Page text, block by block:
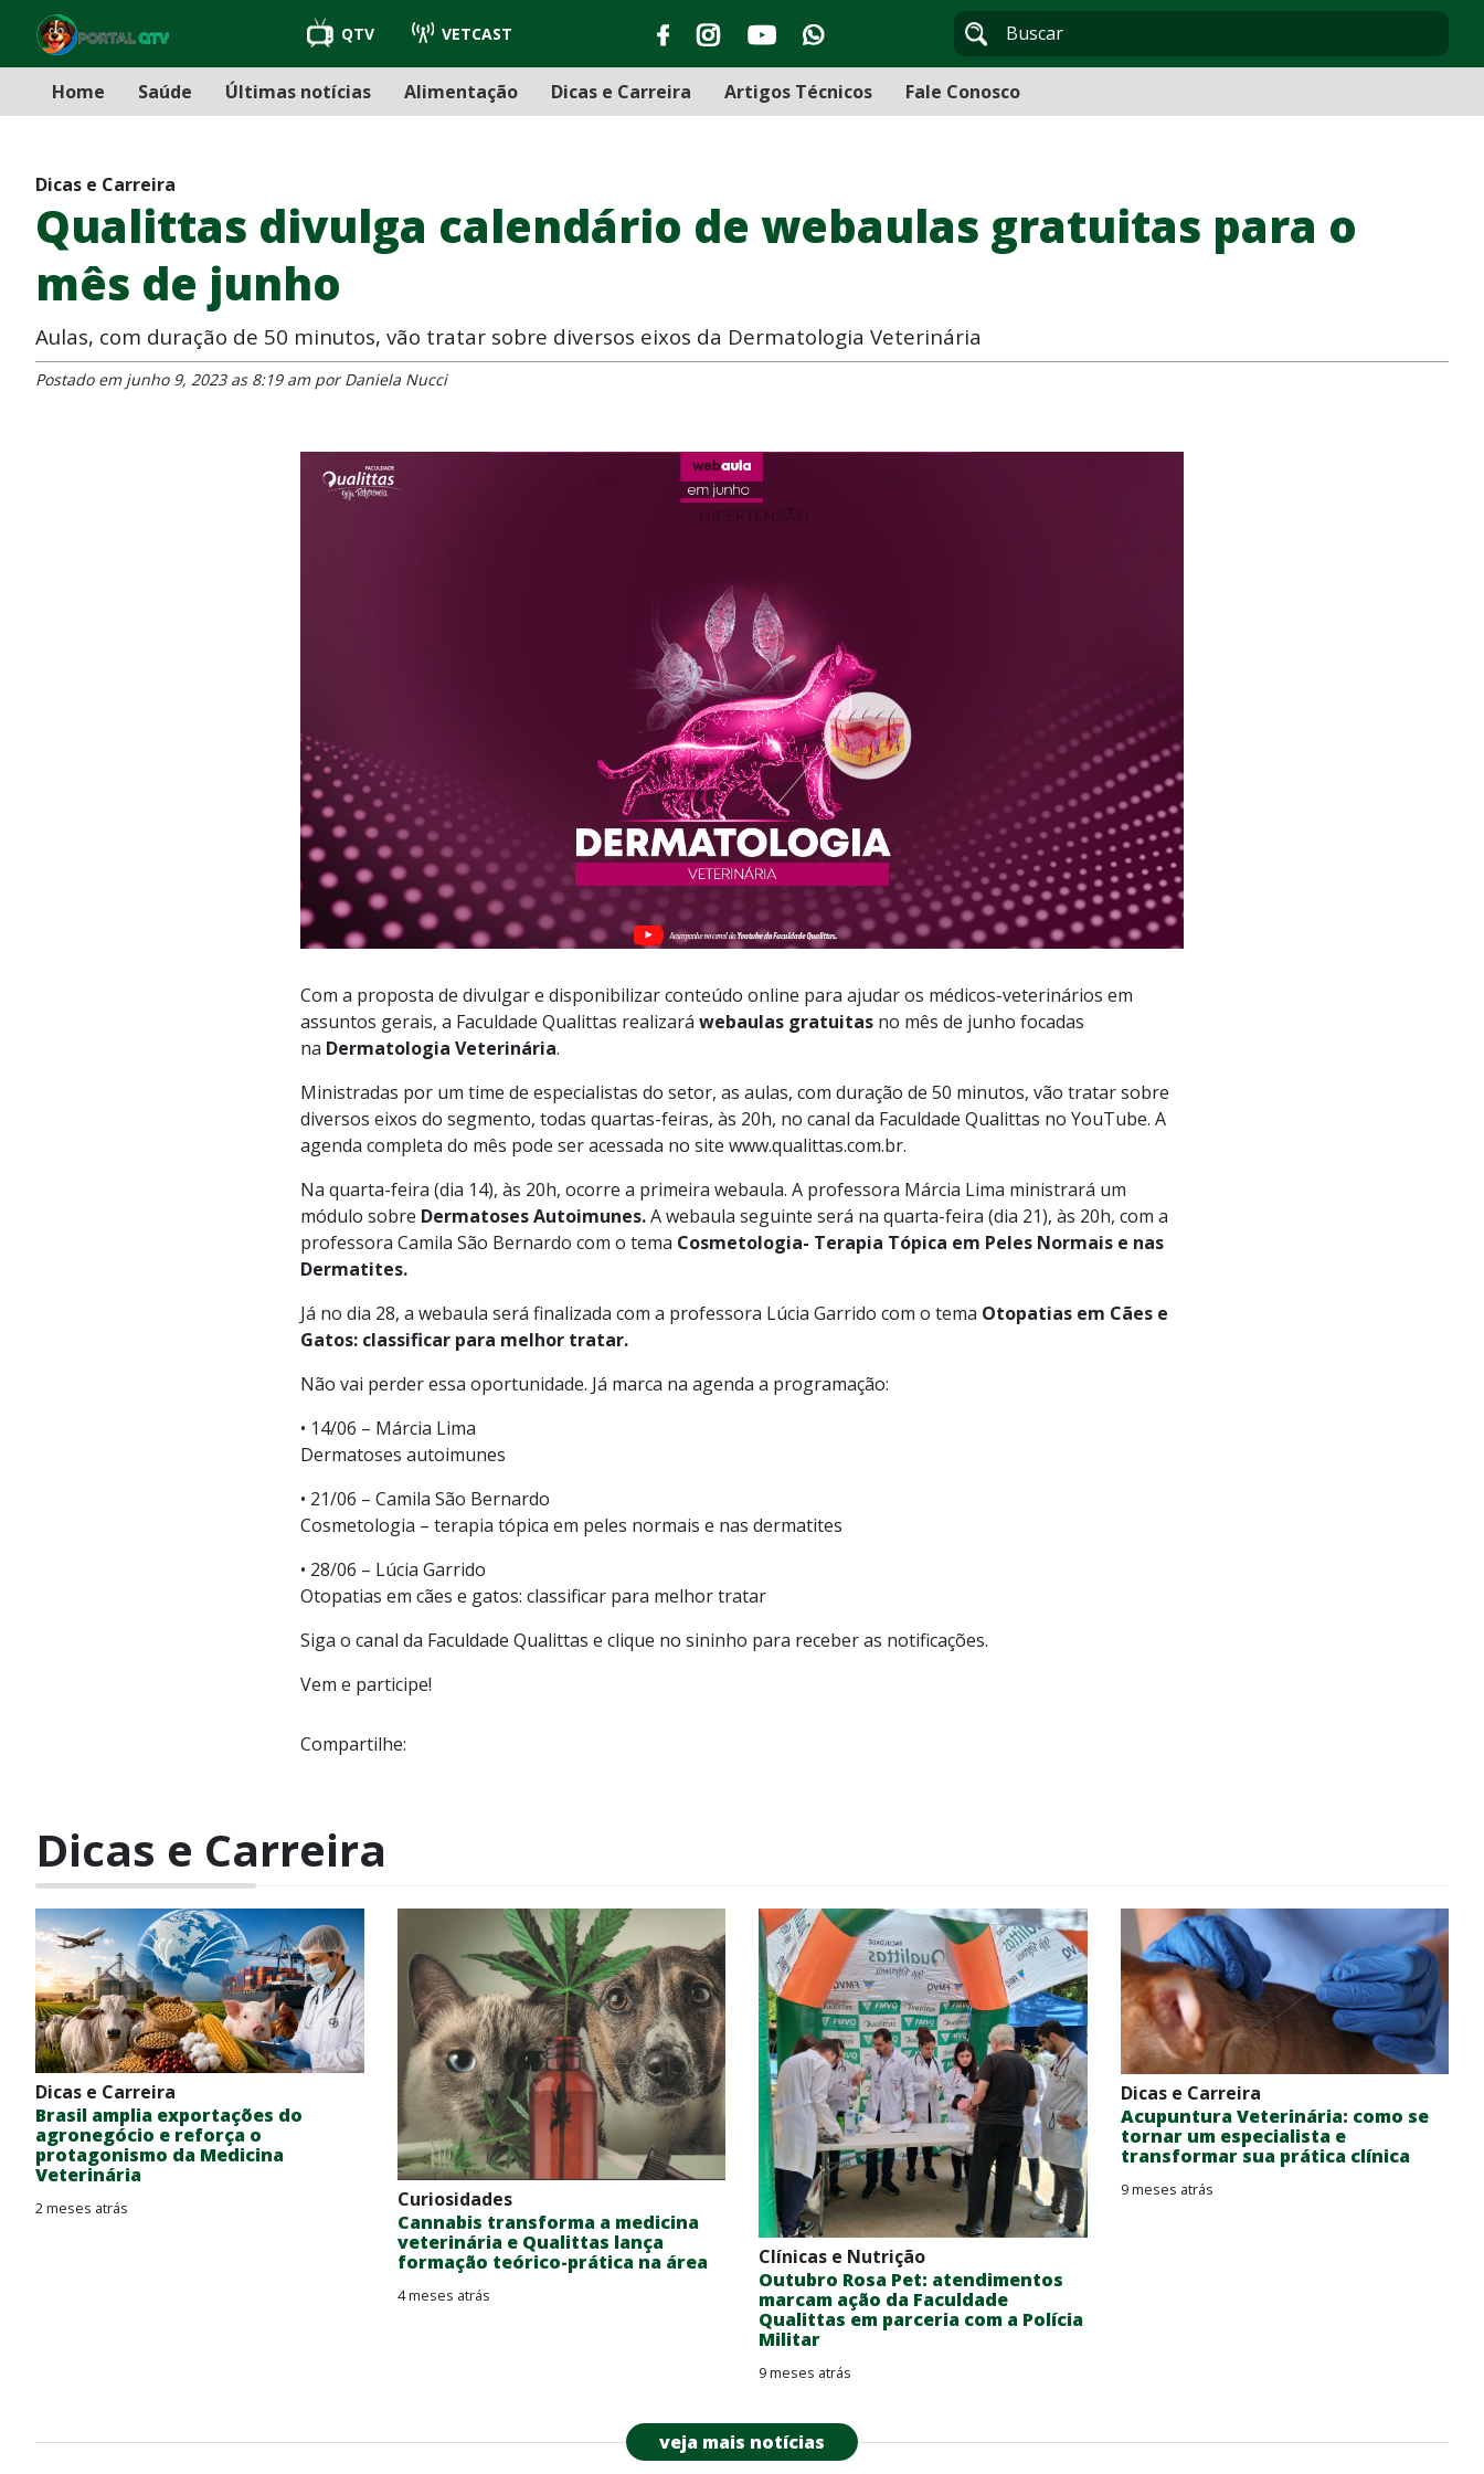
QTV VETCAST
Home Saúde Últimas notícias Alimentação Dicas e Carreira Artigos Técnicos Fale Conosco
Dicas e Carreira
Qualittas divulga calendário de webaulas gratuitas para o
mês de junho
Aulas, com duração de 50 minutos, vão tratar sobre diversos eixos da Dermatologia Veterinária
Postado em junho 9, 2023 as 8:19 am por Daniela Nucci
Com a proposta de divulgar e disponibilizar conteúdo online para ajudar os médicos-veterinários em
assuntos gerais, a Faculdade Qualittas realizará webaulas gratuitas no mês de junho focadas
na Dermatologia Veterinária.
Ministradas por um time de especialistas do setor, as aulas, com duração de 50 minutos, vão tratar sobre
diversos eixos do segmento, todas quartas-feiras, às 20h, no canal da Faculdade Qualittas no YouTube. A
agenda completa do mês pode ser acessada no site www.qualittas.com.br.
Na quarta-feira (dia 14), às 20h, ocorre a primeira webaula. A professora Márcia Lima ministrará um
módulo sobre Dermatoses Autoimunes.A webaula seguinte será na quarta-feira (dia 21), às 20h, com a
professora Camila São Bernardo com o tema Cosmetologia- Terapia Tópica em Peles Normais e nas
Dermatites.
Já no dia 28, a webaula será finalizada com a professora Lúcia Garrido com o tema Otopatias em Cães e
Gatos: classificar para melhor tratar.
Não vai perder essa oportunidade. Já marca na agenda a programação:
• 14/06 – Márcia Lima
Dermatoses autoimunes
• 21/06 – Camila São Bernardo
Cosmetologia – terapia tópica em peles normais e nas dermatites
• 28/06 – Lúcia Garrido
Otopatias em cães e gatos: classificar para melhor tratar
Siga o canal da Faculdade Qualittas e clique no sininho para receber as notificações.
Vem e participe!
Compartilhe:
Dicas e Carreira
Dicas e Carreira
Brasil amplia exportações do
agronegócio e reforça o
protagonismo da Medicina
Veterinária
2 meses atrás
Curiosidades
Cannabis transforma a medicina
veterinária e Qualittas lança
formação teórico-prática na área
4 meses atrás
Clínicas e Nutrição
Outubro Rosa Pet: atendimentos
marcam ação da Faculdade
Qualittas em parceria com a Polícia
Militar
9 meses atrás
Dicas e Carreira
Acupuntura Veterinária: como se
tornar um especialista e
transformar sua prática clínica
9 meses atrás
veja mais notícias